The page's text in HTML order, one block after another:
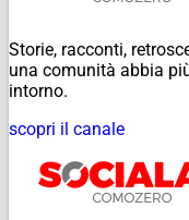
Storie, racconti,
una comunità abbia
intorno.
scopri il canale